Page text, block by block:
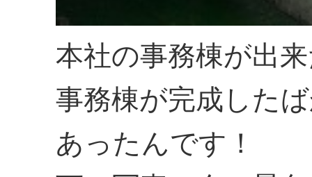
本社の事務棟が出
事務棟が完成した
あったんです！